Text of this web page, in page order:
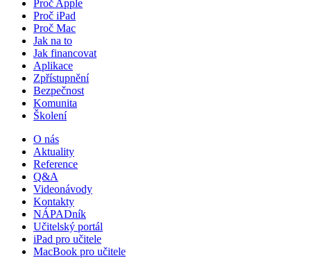
Proč Apple
Proč iPad
Proč Mac
Jak na to
Jak financovat
Aplikace
Zpřístupnění
Bezpečnost
Komunita
Školení
O nás
Aktuality
Reference
Q&A
Videonávody
Kontakty
NÁPADník
Učitelský portál
iPad pro učitele
MacBook pro učitele